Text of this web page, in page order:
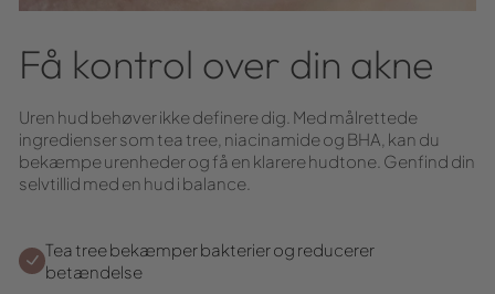
Få kontrol over din akne
Uren hud behøver ikke definere dig. Med målrettede
ingredienser som tea tree, niacinamide og BHA, kan du
bekæmpe urenheder og få en klarere hudtone. Genfind din
selvtillid med en hud i balance.
Tea tree bekæmper bakterier og reducerer
betændelse